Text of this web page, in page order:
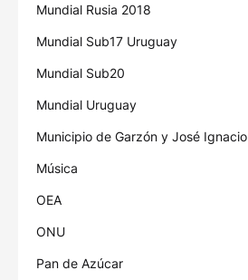
Mundial Rusia 2018
Mundial Sub17 Uruguay
Mundial Sub20
Mundial Uruguay
Municipio de Garzón y José Ignacio
Música
OEA
ONU
Pan de Azúcar